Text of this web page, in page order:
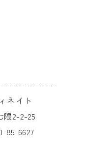
ネイト
隈2-2-25
85-6627